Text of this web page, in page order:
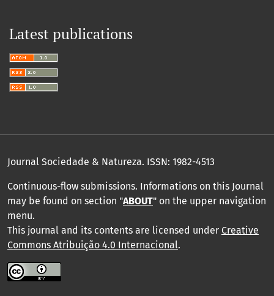
Latest publications
Journal Sociedade & Natureza. ISSN: 1982-4513
Continuous-flow submissions. Informations on this Journal
may be found on section "ABOUT" on the upper navigation
menu.
This journal and its contents are licensed under Creative
Commons Atribuição 4.0 Internacional.